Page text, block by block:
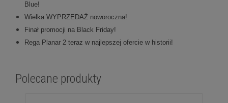
Blue!
Wielka WYPRZEDAŻ noworoczna!
Finał promocji na Black Friday!
Rega Planar 2 teraz w najlepszej ofercie w historii!
Polecane produkty